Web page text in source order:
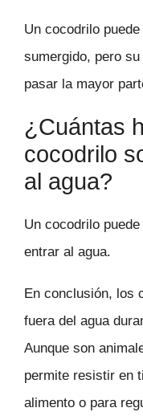
Un cocodrilo
sumergido, pero
pasar la mayor
¿Cuántas
cocodrilo
al agua?
Un cocodrilo
entrar al agua.
En conclusión, los
fuera del agua
Aunque son
permite resistir en
alimento o para